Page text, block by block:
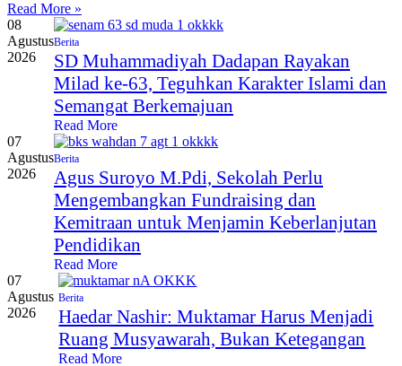
Read More »
08
Agustus
2026
Berita
SD Muhammadiyah Dadapan Rayakan
Milad ke-63, Teguhkan Karakter Islami dan
Semangat Berkemajuan
Read More
07
Agustus
2026
Berita
Agus Suroyo M.Pdi, Sekolah Perlu
Mengembangkan Fundraising dan
Kemitraan untuk Menjamin Keberlanjutan
Pendidikan
Read More
07
Agustus
2026
Berita
Haedar Nashir: Muktamar Harus Menjadi
Ruang Musyawarah, Bukan Ketegangan
Read More